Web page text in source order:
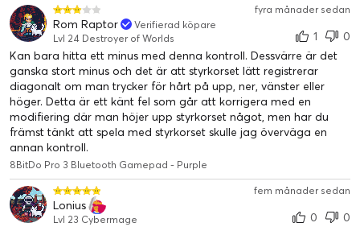
fyra månader sedan
Rom Raptor
Verifierad köpare
Lvl 24 Destroyer of Worlds
1
0
Kan bara hitta ett minus med denna kontroll. Dessvärre är det
ganska stort minus och det är att styrkorset lätt registrerar
diagonalt om man trycker för hårt på upp, ner, vänster eller
höger. Detta är ett känt fel som går att korrigera med en
modifiering där man höjer upp styrkorset något, men har du
främst tänkt att spela med styrkorset skulle jag överväga en
annan kontroll.
8BitDo Pro 3 Bluetooth Gamepad - Purple
fem månader sedan
Lonius
Lvl 23 Cybermage 0
0